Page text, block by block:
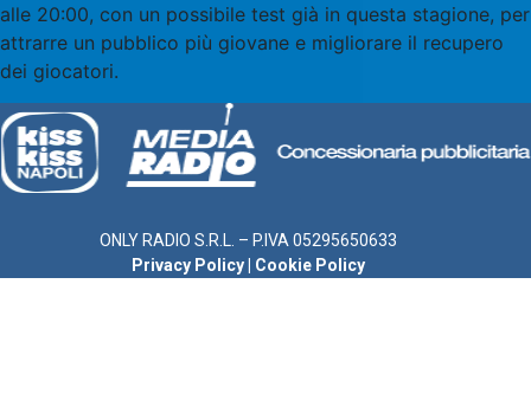
alle 20:00, con un possibile test già in questa stagione, per
attrarre un pubblico più giovane e migliorare il recupero
dei giocatori.
ONLY RADIO S.R.L. – P.IVA 05295650633
Privacy Policy
Cookie Policy